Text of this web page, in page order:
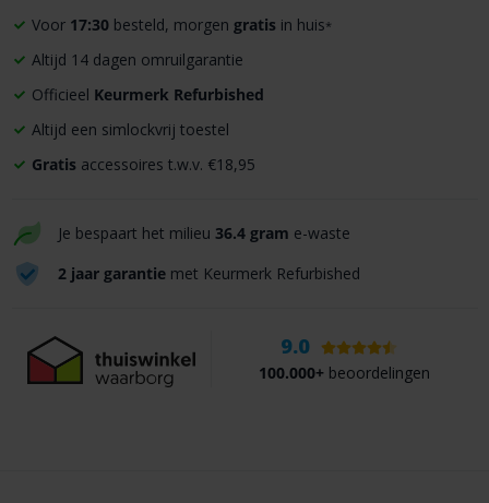
Voor 17:30besteld, morgen gratis in huis*
Altijd 14 dagen omruilgarantie
Officieel Keurmerk Refurbished
Altijd een simlockvrij toestel
Gratis accessoires t.w.v. €18,95
Je bespaart het milieu 36.4 gram e-waste
2 jaar garantiemet Keurmerk Refurbished
9.0
100.000+ beoordelingen